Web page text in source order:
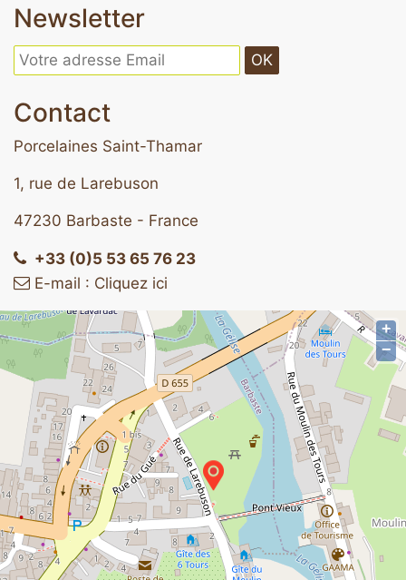
Newsletter
OK
Contact
Porcelaines Saint-Thamar
1, rue de Larebuson
47230 Barbaste - France
+33 (0)5 53 65 76 23
E-mail : Cliquez ici
+
−